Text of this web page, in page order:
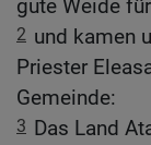
gute Weide
2 und kamen
Priester
Gemeinde:
3 Das Land